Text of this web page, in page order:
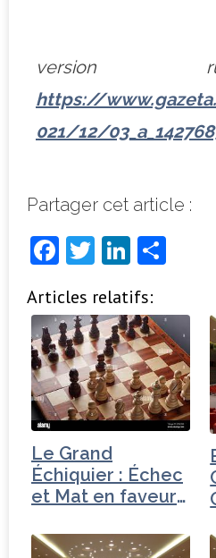
version
https://
021/12/
Partager cet article :
F
c
e
b
o
o
k
T
it
t
e
r
Li
k
e
dI
n
ta
g
e
r
Articles relatifs:
Le Grand
Échiquier : Échec
et Mat en faveur